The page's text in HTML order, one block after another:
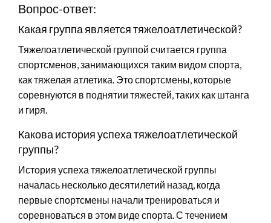
Вопрос-ответ:
Какая группа является тяжелоатлетической?
Тяжелоатлетической группой считается группа
спортсменов, занимающихся таким видом спорта,
как тяжелая атлетика. Это спортсмены, которые
соревнуются в поднятии тяжестей, таких как штанга
и гиря.
Какова история успеха тяжелоатлетической
группы?
История успеха тяжелоатлетической группы
началась несколько десятилетий назад, когда
первые спортсмены начали тренироваться и
соревноваться в этом виде спорта. С течением